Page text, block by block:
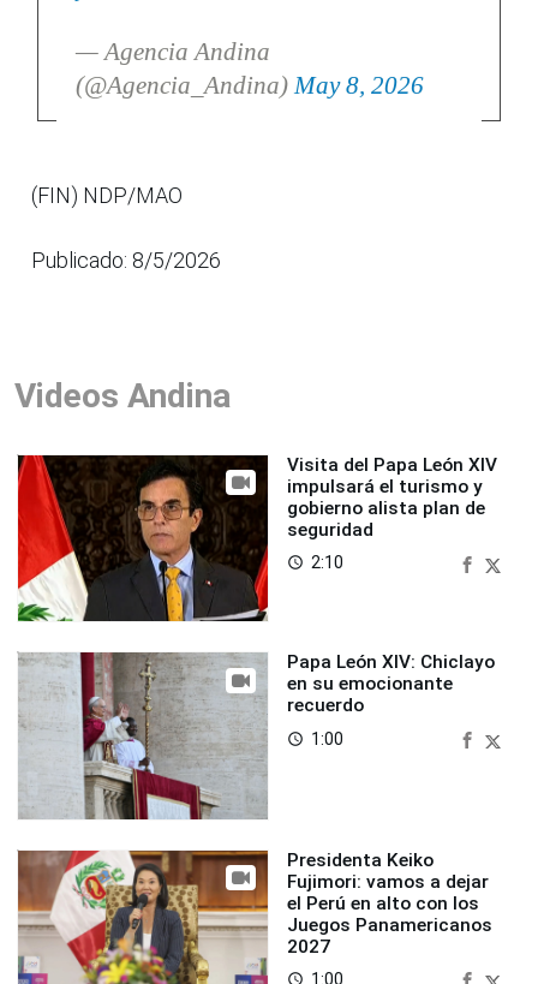
— Agencia Andina
(@Agencia_Andina)May 8, 2026
(FIN) NDP/MAO
Publicado: 8/5/2026
Videos Andina
Visita del Papa León XIV
impulsará el turismo y
gobierno alista plan de
seguridad
access_time 2:10
Papa León XIV: Chiclayo
en su emocionante
recuerdo
access_time 1:00
Presidenta Keiko
Fujimori: vamos a dejar
el Perú en alto con los
Juegos Panamericanos
2027
access_time 1:00